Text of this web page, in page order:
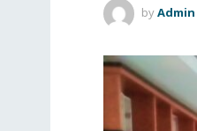
byAdmin